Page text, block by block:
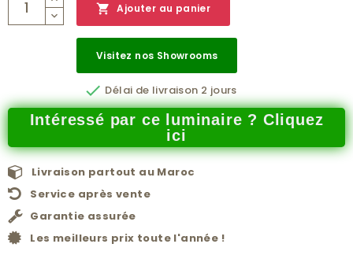
 Ajouter au panier
Visitez nos Showrooms
 Délai de livraison 2 jours
Intéressé par ce luminaire ? Cliquez
ici
Livraison partout au Maroc
Service après vente
Garantie assurée
Les meilleurs prix toute l'année !